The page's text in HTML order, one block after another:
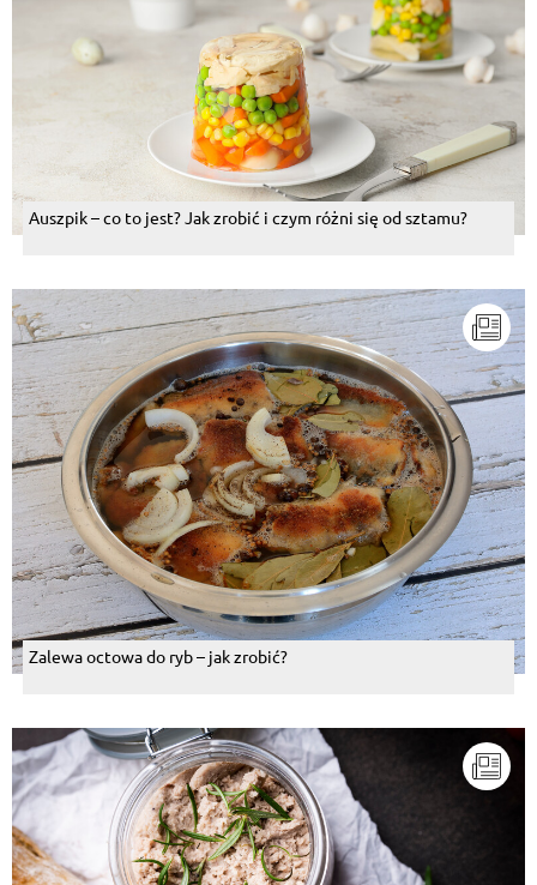
Auszpik – co to jest? Jak zrobić i czym różni się od sztamu?
Zalewa octowa do ryb – jak zrobić?